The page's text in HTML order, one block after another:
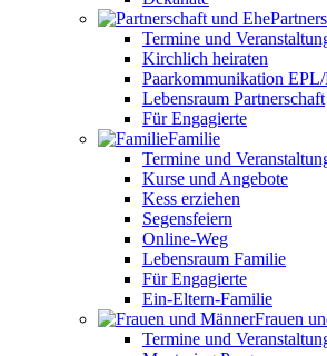
Termine und
Kirchlich heiraten
Paarkommunikation
Lebensraum Partnerschaft
Für Engagierte
Familie
Termine und
Kurse und Angebote
Kess erziehen
Segensfeiern
Online-Weg
Lebensraum Familie
Für Engagierte
Ein-Eltern-Familie
Frauen
Termine und